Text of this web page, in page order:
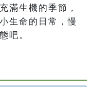
滿生機的季節，
生命的日常，慢
吧。